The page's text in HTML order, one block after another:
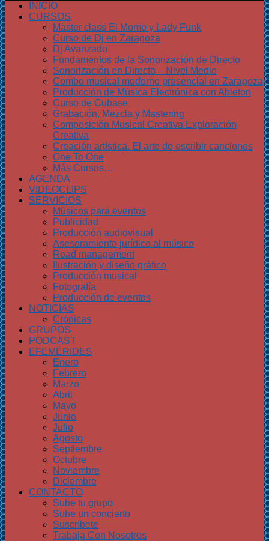
INICIO
CURSOS
Master class El Momo y Lady Funk
Curso de Dj en Zaragoza
Dj Avanzado
Fundamentos de la Sonorización de Directo
Sonorización en Directo – Nivel Medio
Combo musical moderno presencial en Zaragoza
Producción de Música Electrónica con Ableton
Curso de Cubase
Grabación, Mezcla y Mastering
Composición Musical Creativa Exploración
Creativa
Creación artística. El arte de escribir canciones
One To One
Más Cursos…
AGENDA
VIDEOCLIPS
SERVICIOS
Músicos para eventos
Publicidad
Producción audiovisual
Asesoramiento jurídico al músico
Road management
Ilustración y diseño gráfico
Producción musical
Fotografía
Producción de eventos
NOTICIAS
Crónicas
GRUPOS
PODCAST
EFEMÉRIDES
Enero
Febrero
Marzo
Abril
Mayo
Junio
Julio
Agosto
Septiembre
Octubre
Noviembre
Diciembre
CONTACTO
Sube tu grupo
Sube un concierto
Suscríbete
Trabaja Con Nosotros